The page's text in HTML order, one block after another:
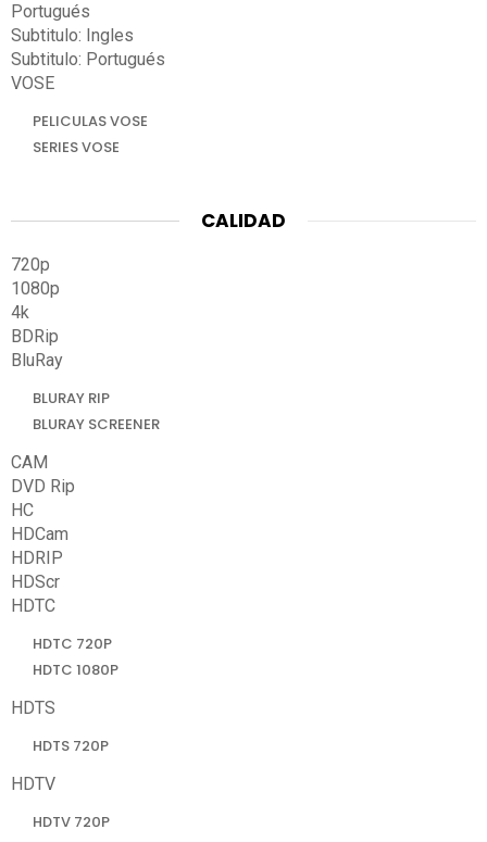
Portugués
Subtitulo: Ingles
Subtitulo: Portugués
VOSE
PELICULAS VOSE
SERIES VOSE
CALIDAD
720p
1080p
4k
BDRip
BluRay
BLURAY RIP
BLURAY SCREENER
CAM
DVD Rip
HC
HDCam
HDRIP
HDScr
HDTC
HDTC 720P
HDTC 1080P
HDTS
HDTS 720P
HDTV
HDTV 720P